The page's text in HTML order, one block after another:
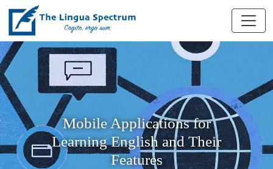
Mobile Applications for
Learning English and Their
Features